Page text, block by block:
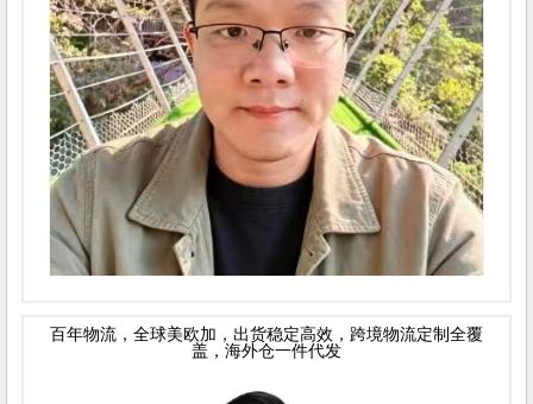
百年物流，全球美欧加，出货稳定高效，跨境物流定制全覆
盖，海外仓一件代发